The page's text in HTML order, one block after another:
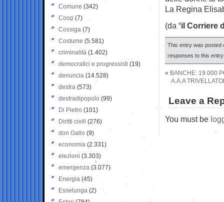
La Regina
(da “il Corriere
This entry was posted
responses to this
« BANCHE: 19.000
A.A.A
Leave a
You must be
Comune (342)
Coop (7)
Cossiga (7)
Costume (5.581)
criminalità (1.402)
democratici e progressisti (19)
denuncia (14.528)
destra (573)
destradipopolo (99)
Di Pietro (101)
Diritti civili (276)
don Gallo (9)
economia (2.331)
elezioni (3.303)
emergenza (3.077)
Energia (45)
Esselunga (2)